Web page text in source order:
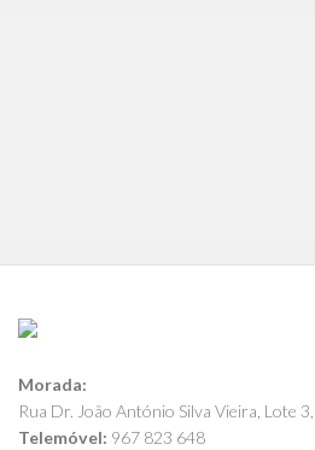
Morada:
Rua Dr. João António Silva Vieira, Lote
Telemóvel: 967 823 648